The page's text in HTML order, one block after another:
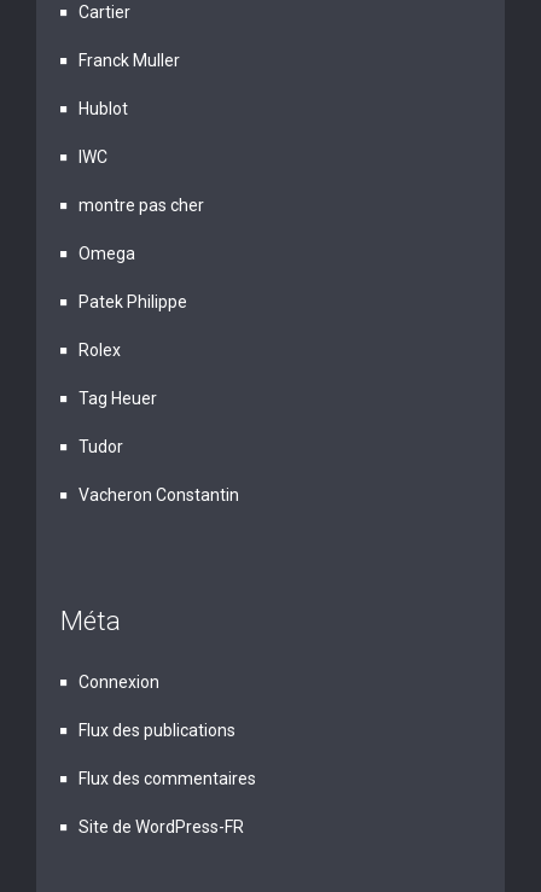
Cartier
Franck Muller
Hublot
IWC
montre pas cher
Omega
Patek Philippe
Rolex
Tag Heuer
Tudor
Vacheron Constantin
Méta
Connexion
Flux des publications
Flux des commentaires
Site de WordPress-FR